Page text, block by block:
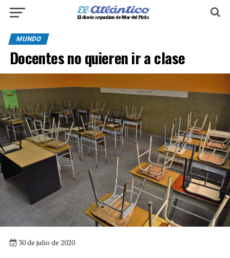
MUNDO
Docentes no quieren ir a clase
30 de julio de 2020